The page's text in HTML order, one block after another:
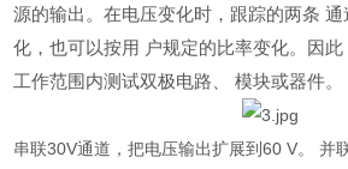
源的输出。在电压变化时，跟踪的两条
化，也可以按用 户规定的比率变化。因
工作范围内测试双极电路、 模块或器件。
串联30V通道，把电压输出扩展到60 V。 并